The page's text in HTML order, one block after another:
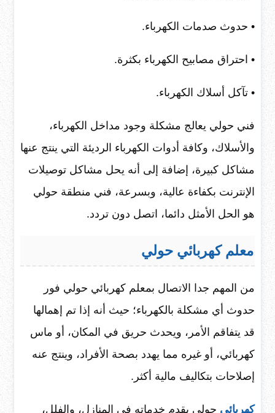
• حدوث صدمات الكهرباء.
• احتراق مصابيح الكهرباء بكثرة.
• تآكل أسلاك الكهرباء.
فني حولي يعالج مشكلة وجود مداخل الكهرباء،
والأسلاك، وكافة أدوات الكهرباء الرديئة التي ينتج عنها
مشاكل كبيرة، إضافة إلى أنه يحل مشاكل توصيلات
الإنترنت بكفاءة عالية، وبسرعة، فني منطقة حولي
هو الحل الأمثل دائما، اتصل دون تردد.
معلم كهربائي حولي
من المهم جدا الاتصال بمعلم كهربائي حولي فور
حدوث أي مشكلة بالكهرباء؛ حيث أنه إذا تم إهمالها
قد يتفاقم الأمر، ويحدث حريق في المكان، أو ماس
كهربائي، أو غيره مما يهدد بصحة الأفراد، وينتج عنه
إصلاحات بتكاليف مالية أكثر.
كهربائي حولي يقدم خدماته في المنازل، والفلل،